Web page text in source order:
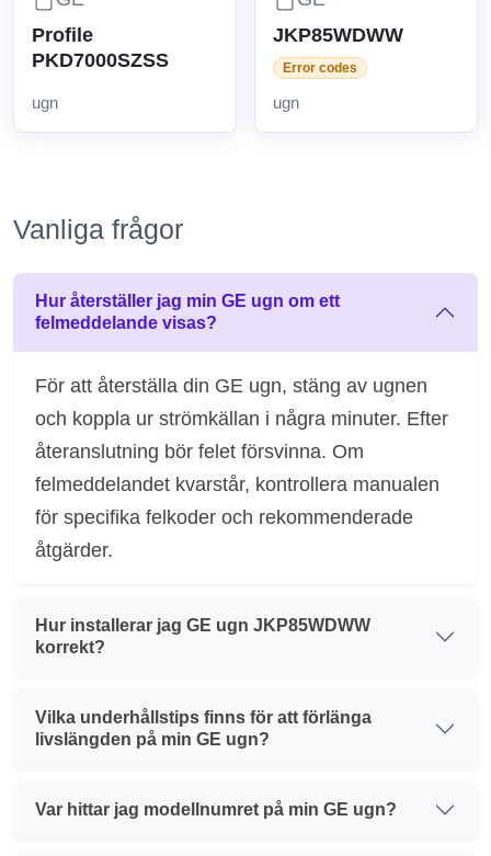
Profile
PKD7000SZSS
ugn
JKP85WDWW
Error codes
ugn
Vanliga frågor
Hur återställer jag min GE ugn om ett
felmeddelande visas?
För att återställa din GE ugn, stäng av ugnen
och koppla ur strömkällan i några minuter. Efter
återanslutning bör felet försvinna. Om
felmeddelandet kvarstår, kontrollera manualen
för specifika felkoder och rekommenderade
åtgärder.
Hur installerar jag GE ugn JKP85WDWW
korrekt?
Vilka underhållstips finns för att förlänga
livslängden på min GE ugn?
Var hittar jag modellnumret på min GE ugn?